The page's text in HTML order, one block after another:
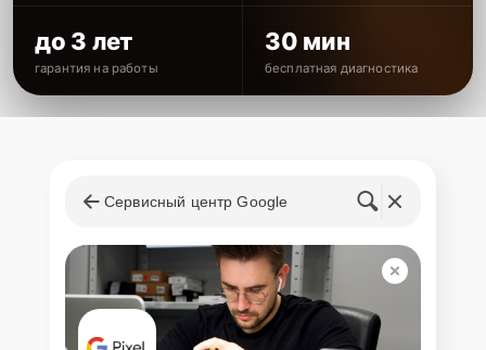
до 3 лет
гарантия на работы
30 мин
бесплатная диагностика
Сервисный центр Google